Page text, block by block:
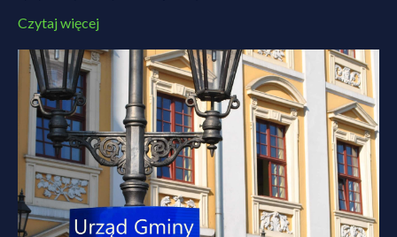
Czytaj więcej